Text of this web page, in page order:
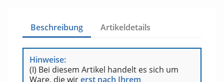
Beschreibung Artikeldetails
Hinweise:
(I) Bei diesem Artikel handelt es sich um
Ware, die wirerst nach Ihrem